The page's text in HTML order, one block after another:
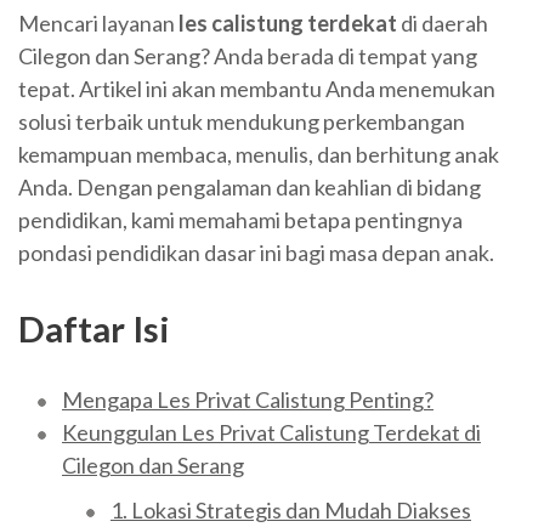
Mencari layanan les calistung terdekat di daerah
Cilegon dan Serang? Anda berada di tempat yang
tepat. Artikel ini akan membantu Anda menemukan
solusi terbaik untuk mendukung perkembangan
kemampuan membaca, menulis, dan berhitung anak
Anda. Dengan pengalaman dan keahlian di bidang
pendidikan, kami memahami betapa pentingnya
pondasi pendidikan dasar ini bagi masa depan anak.
Daftar Isi
Mengapa Les Privat Calistung Penting?
Keunggulan Les Privat Calistung Terdekat di
Cilegon dan Serang
1. Lokasi Strategis dan Mudah Diakses